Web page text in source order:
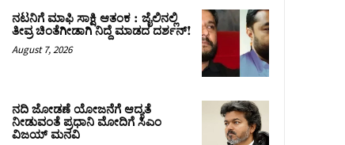
ನಟನಿಗೆ ಮಾಫಿ ಸಾಕ್ಷಿ ಆತಂಕ : ಜೈಲಿನಲ್ಲಿ
ತೀವ್ರ ಚಿಂತೆಗೀಡಾಗಿ ನಿದ್ದೆ ಮಾಡದ ದರ್ಶನ್!
August 7, 2026
ನದಿ ಜೋಡಣೆ ಯೋಜನೆಗೆ ಆದ್ಯತೆ
ನೀಡುವಂತೆ ಪ್ರಧಾನಿ ಮೋದಿಗೆ ಸಿಎಂ
ವಿಜಯ್‌ ಮನವಿ